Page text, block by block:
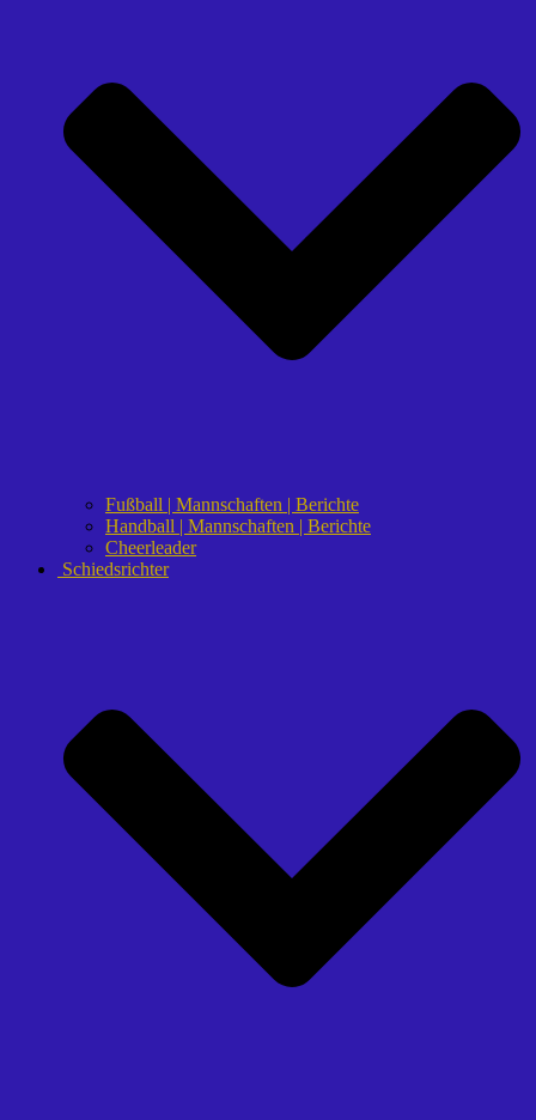
Fußball | Mannschaften | Berichte
Handball | Mannschaften | Berichte
Cheerleader
Schiedsrichter